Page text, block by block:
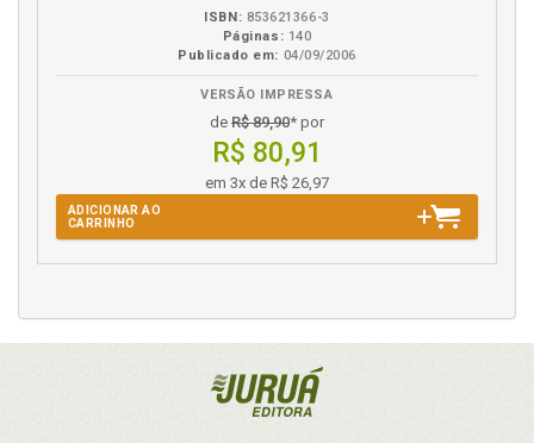
ISBN: 853621366-3
Páginas: 140
Publicado em: 04/09/2006
VERSÃO IMPRESSA
de R$ 89,90* por
R$ 80,91
em 3x de R$ 26,97
ADICIONAR AO
CARRINHO